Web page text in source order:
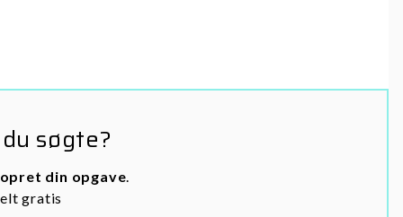
søgte?
opret din opgave.
gratis